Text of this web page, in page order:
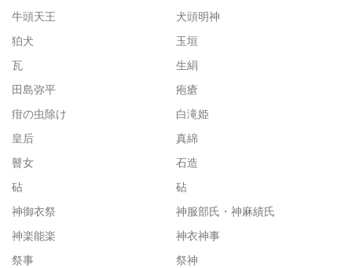
牛頭天王
犬頭明神
狛犬
玉垣
瓦
生絹
田島弥平
疱瘡
疳の虫除け
白滝姫
皇后
真綿
瞽女
石造
砧
砧
神御衣祭
神服部氏・神麻績氏
神楽能楽
神衣神事
祭事
祭神